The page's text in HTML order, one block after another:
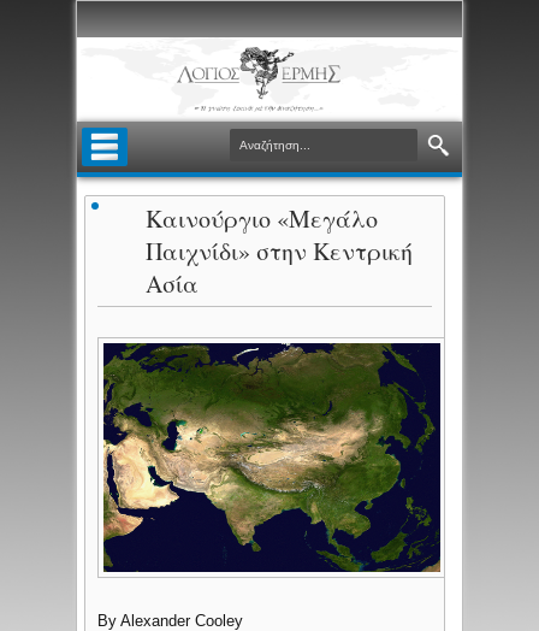
Καινούργιο «Μεγάλο
Παιχνίδι» στην Κεντρική
Ασία
By Alexander Cooley